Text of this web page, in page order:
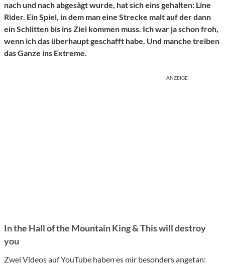
nach und nach abgesägt wurde, hat sich eins gehalten: Line
Rider. Ein Spiel, in dem man eine Strecke malt auf der dann
ein Schlitten bis ins Ziel kommen muss. Ich war ja schon froh,
wenn ich das überhaupt geschafft habe. Und manche treiben
das Ganze ins Extreme.
ANZEIGE
In the Hall of the Mountain King & This will destroy
you
Zwei Videos auf YouTube haben es mir besonders angetan: